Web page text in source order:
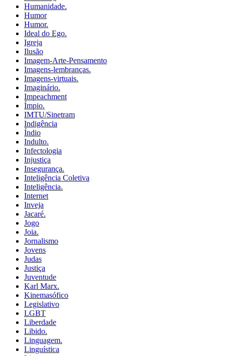
Humanidade.
Humor
Humor.
Ideal do Ego.
Igreja
Ilusão
Imagem-Arte-Pensamento
Imagens-lembranças.
Imagens-virtuais.
Imaginário.
Impeachment
Ímpio.
IMTU/Sinetram
Indigência
Índio
Indulto.
Infectologia
Injustiça
Insegurança.
Inteligência Coletiva
Inteligência.
Internet
Inveja
Jacaré.
Jogo
Joia.
Jornalismo
Jovens
Judas
Justiça
Juventude
Karl Marx.
Kinemasófico
Legislativo
LGBT
Liberdade
Libido.
Linguagem.
Linguística